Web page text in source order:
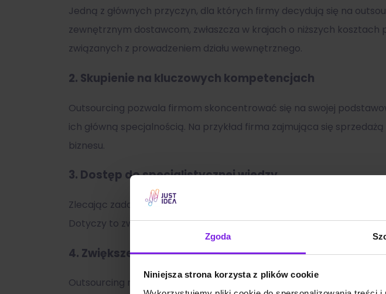
Zgoda
Niniejsza strona korzysta z plików cookie
Jedną z głównych przyczyn, dla których firmy decydują się na
zewnętrznym dostawcom, zwłaszcza w krajach o niższych
związanych z prowadzeniem działu wewnętrznego.
2. Skupienie na kluczowych kompetencjach
Outsourcing pozwala firmom skoncentrować się na swojej
ich główną specjalnością. Na przykład firma zajmująca się
biznesu.
3. Dostęp do specjalistycznej wiedzy
Zlecając zadania na zewnątrz, firma ma dostęp do specjalistów i
Dotyczy to zwłaszcza obszarów takich jak IT, prawo, czy marketing.
4. Zwiększenie elastyczności
Outsourcing może zwiększyć elastyczność organizacji, umożliwiając